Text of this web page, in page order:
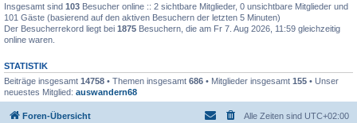
Insgesamt sind 103 Besucher online :: 2 sichtbare Mitglieder, 0 unsichtbare Mitglieder und
101 Gäste (basierend auf den aktiven Besuchern der letzten 5 Minuten)
Der Besucherrekord liegt bei 1875 Besuchern, die am Fr 7. Aug 2026, 11:59 gleichzeitig
online waren.
STATISTIK
Beiträge insgesamt 14758 • Themen insgesamt 686 • Mitglieder insgesamt 155 • Unser
neuestes Mitglied: auswandern68
Foren-Übersicht Alle Zeiten sind UTC+02:00